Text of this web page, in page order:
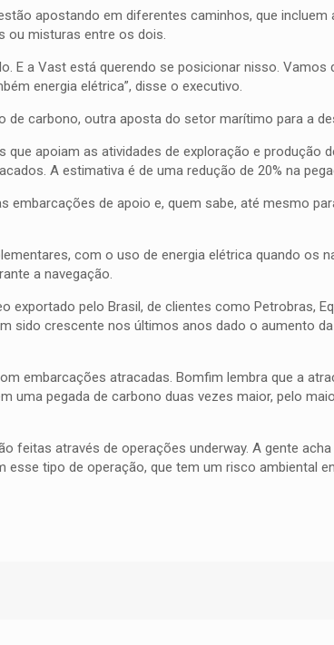
apostando em diferentes caminhos, que
ou misturas entre os dois.
E a Vast está querendo se posicionar nisso.
energia elétrica”, disse o executivo.
carbono, outra aposta do setor marítimo para a
apoiam as atividades de exploração e produção
A estimativa é de uma redução de 20% na
embarcações de apoio e, quem sabe, até mesmo
com o uso de energia elétrica quando os
a navegação.
pelo Brasil, de clientes como Petrobras,
sido crescente nos últimos anos dado o aumento
embarcações atracadas. Bomfim lembra que a
uma pegada de carbono duas vezes maior, pelo
feitas através de operações underway. A gente
tipo de operação, que tem um risco ambiental